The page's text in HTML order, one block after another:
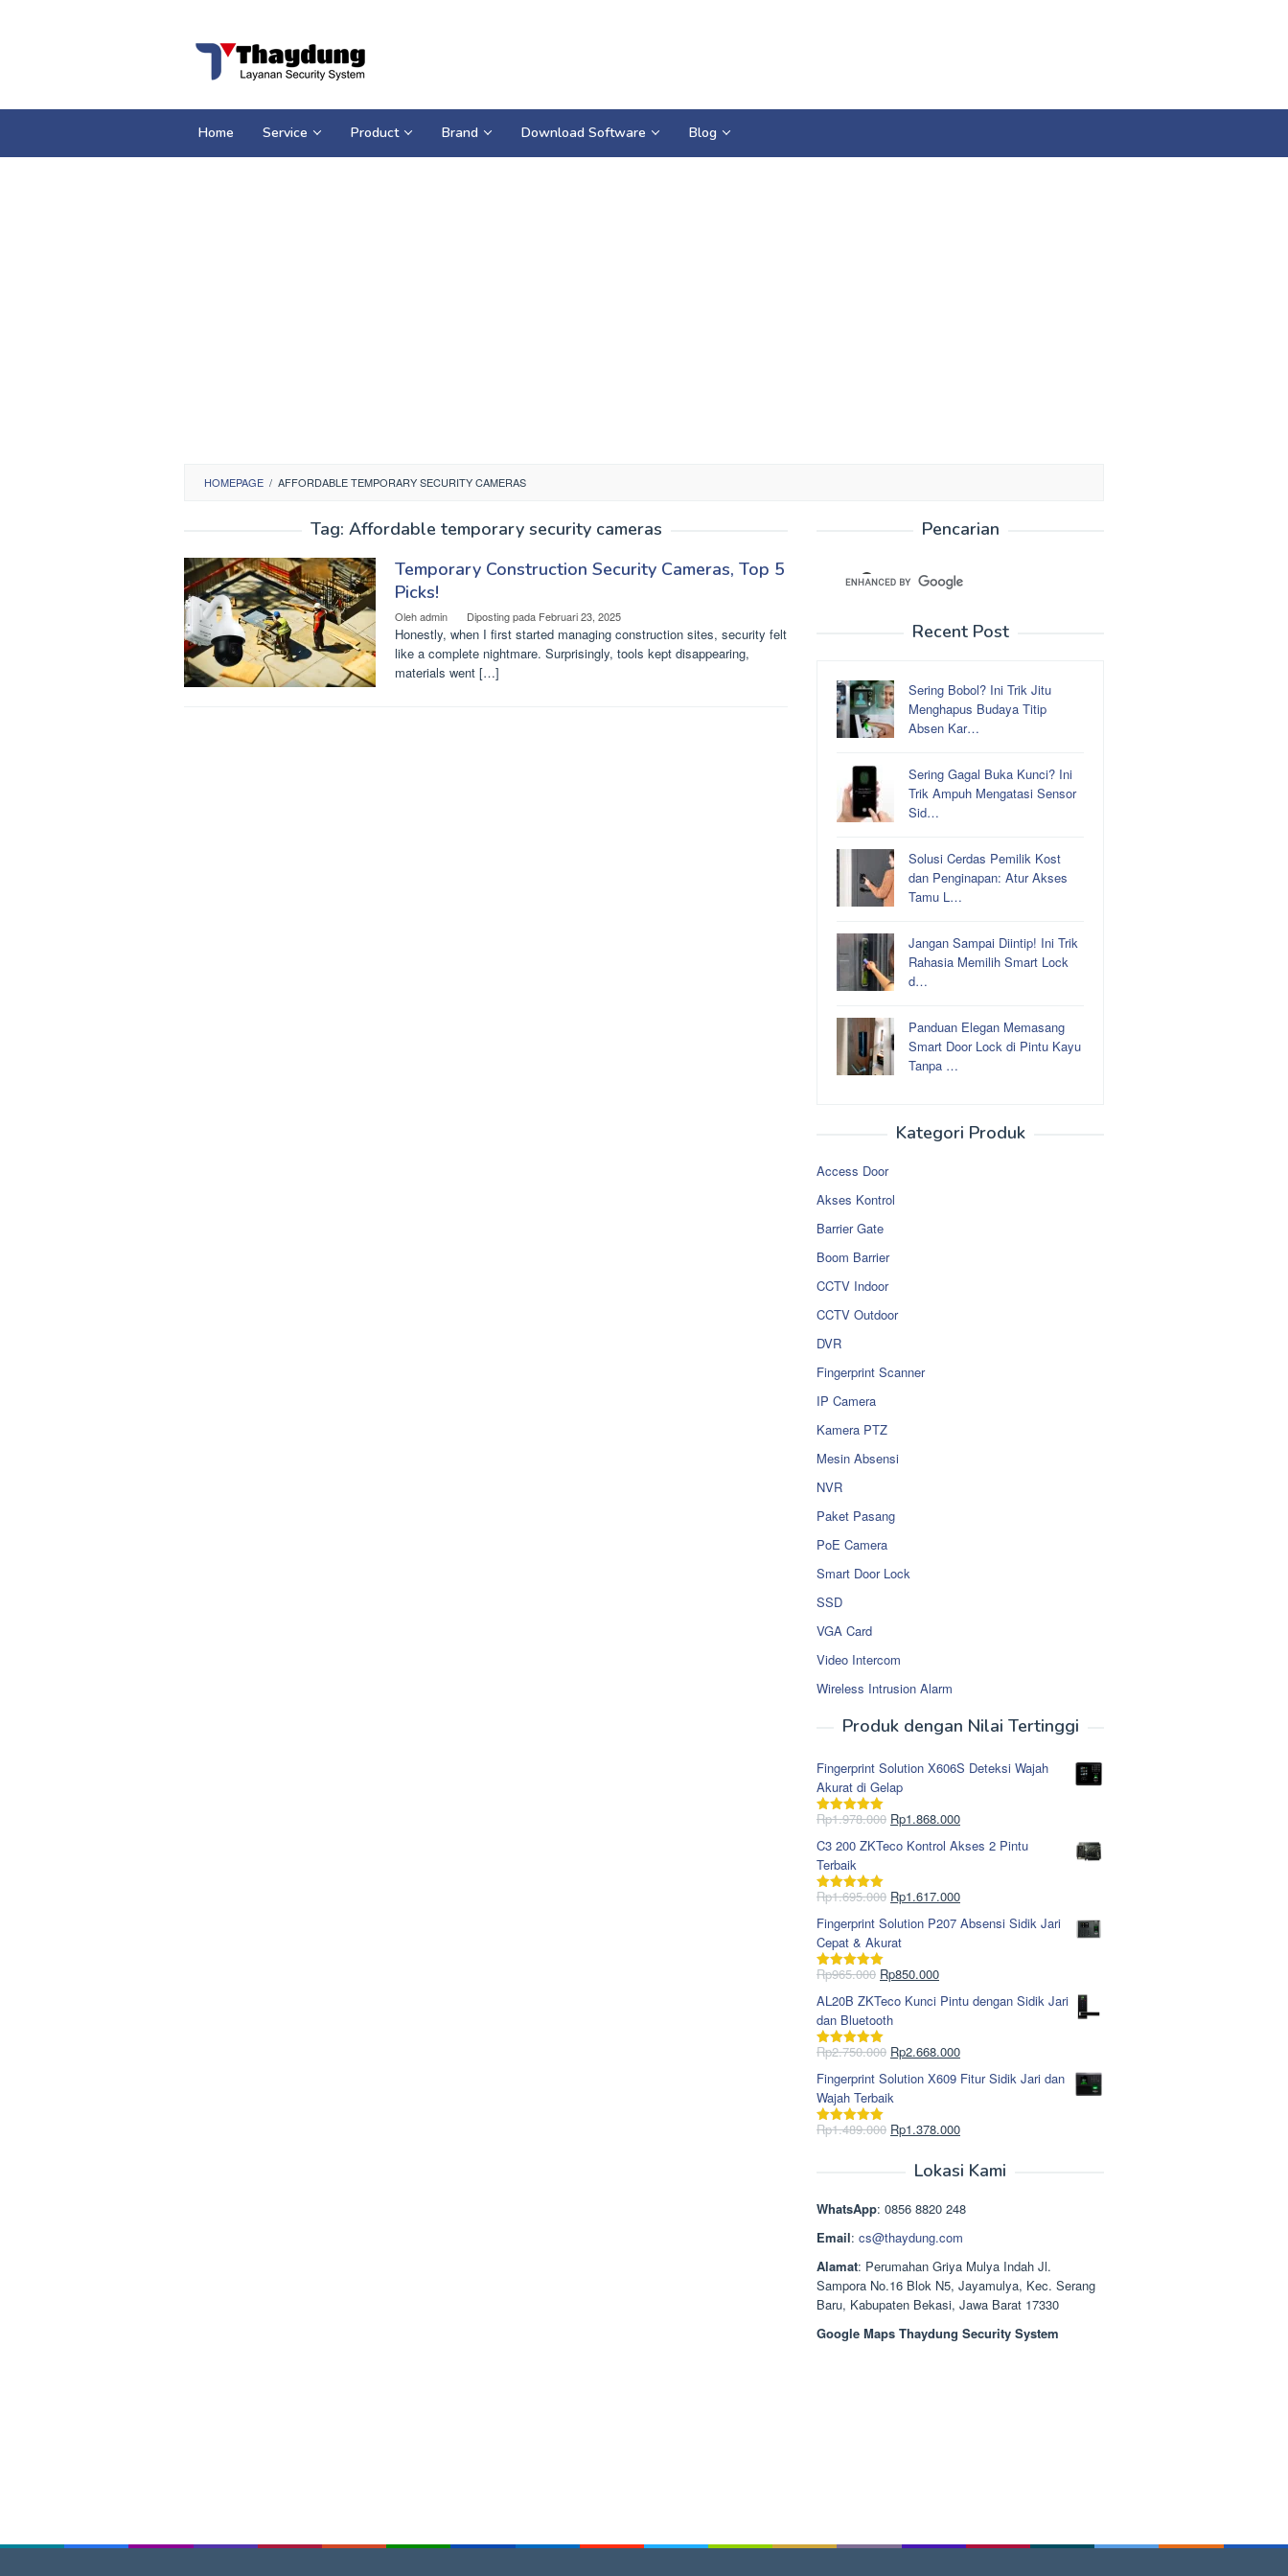
Home Service Product Brand Download Software Blog
HOMEPAGE / AFFORDABLE TEMPORARY SECURITY CAMERAS
Tag: Affordable temporary security cameras
Temporary Construction Security Cameras, Top 5
Picks!
Olehadmin Diposting pada Februari 23, 2025
Honestly, when I first started managing construction sites, security felt
like a complete nightmare. Surprisingly, tools kept disappearing,
materials went […]
Pencarian
Recent Post
Sering Bobol? Ini Trik Jitu
Menghapus Budaya Titip
Absen Kar…
Sering Gagal Buka Kunci? Ini
Trik Ampuh Mengatasi Sensor
Sid…
Solusi Cerdas Pemilik Kost
dan Penginapan: Atur Akses
Tamu L…
Jangan Sampai Diintip! Ini Trik
Rahasia Memilih Smart Lock
d…
Panduan Elegan Memasang
Smart Door Lock di Pintu Kayu
Tanpa …
Kategori Produk
Access Door
Akses Kontrol
Barrier Gate
Boom Barrier
CCTV Indoor
CCTV Outdoor
DVR
Fingerprint Scanner
IP Camera
Kamera PTZ
Mesin Absensi
NVR
Paket Pasang
PoE Camera
Smart Door Lock
SSD
VGA Card
Video Intercom
Wireless Intrusion Alarm
Produk dengan Nilai Tertinggi
Fingerprint Solution X606S Deteksi Wajah
Akurat di Gelap
Dinilai5.00
Rp1.978.000 Harga
aslinya
adalah:
Rp1.868.000Harga
saat
ini
Rp1.868.000.
C3 200 ZKTeco Kontrol Akses 2 Pintu
Terbaik
Dinilai5.00
Rp1.695.000 Harga
aslinya
adalah:
Rp1.695.000.
Rp1.617.000Harga
saat
ini
Fingerprint Solution P207 Absensi Sidik Jari
Cepat & Akurat
Dinilai5.00
Rp965.000 Harga
aslinya
adalah:
Rp965.000.
Rp850.000Harga
saat
ini
Rp850.000.
AL20B ZKTeco Kunci Pintu dengan Sidik Jari
dan Bluetooth
Dinilai5.00
Rp2.750.000 Harga
aslinya
adalah:
Rp2.750.000.
Rp2.668.000Harga
saat
ini
Rp2.668.000.
Fingerprint Solution X609 Fitur Sidik Jari dan
Wajah Terbaik
Dinilai5.00
Rp1.489.000 Harga
adalah:
Rp1.378.000Harga
ini
Rp1.378.000.
Lokasi Kami
WhatsApp: 0856 8820 248
Email: cs@thaydung.com
Alamat: Perumahan Griya Mulya Indah Jl.
Sampora No.16 Blok N5, Jayamulya, Kec. Serang
Baru, Kabupaten Bekasi, Jawa Barat 17330
Google Maps Thaydung Security System